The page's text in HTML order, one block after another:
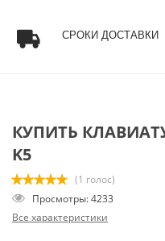
СРОКИ ДОСТАВКИ
КУПИТЬ
K5
(1 голос)
Просмотры: 4233
Все характеристики